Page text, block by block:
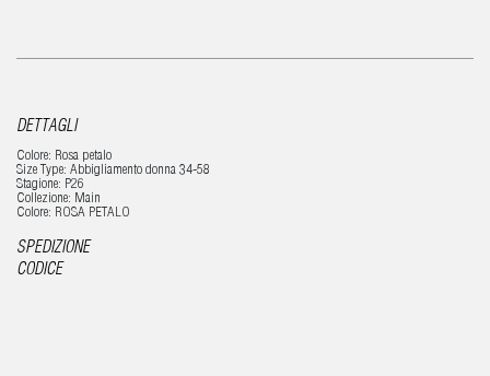
DETTAGLI
Colore: Rosa petalo
Size Type: Abbigliamento donna 34-58
Stagione: P26
Collezione: Main
Colore: ROSA PETALO
SPEDIZIONE
CODICE